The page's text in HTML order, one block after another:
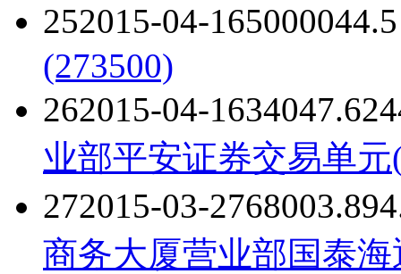
252015-04-165000044.5
(273500)
262015-04-1634047.624
业部平安证券交易单元
272015-03-2768003.89
商务大厦营业部国泰